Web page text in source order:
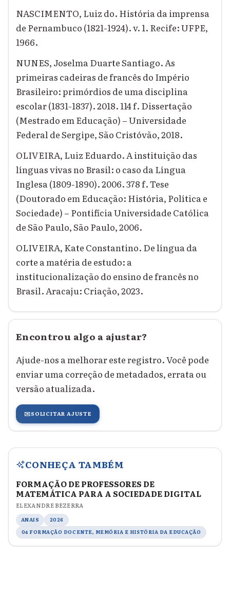
NASCIMENTO, Luiz do. História da imprensa
de Pernambuco (1821-1924). v. 1. Recife: UFPE,
1966.
NUNES, Joselma Duarte Santiago. As
primeiras cadeiras de francês do Império
Brasileiro: primórdios de uma disciplina
escolar (1831-1837). 2018. 114 f. Dissertação
(Mestrado em Educação) – Universidade
Federal de Sergipe, São Cristóvão, 2018.
OLIVEIRA, Luiz Eduardo. A instituição das
línguas vivas no Brasil: o caso da Língua
Inglesa (1809-1890). 2006. 378 f. Tese
(Doutorado em Educação: História, Política e
Sociedade) – Pontifícia Universidade Católica
de São Paulo, São Paulo, 2006.
OLIVEIRA, Kate Constantino. De língua da
corte a matéria de estudo: a
institucionalização do ensino de francês no
Brasil. Aracaju: Criação, 2023.
Encontrou algo a ajustar?
Ajude-nos a melhorar este registro. Você pode
enviar uma correção de metadados, errata ou
versão atualizada.
✉️SOLICITAR AJUSTE
CONHEÇA TAMBÉM
FORMAÇÃO DE PROFESSORES DE
MATEMÁTICA PARA A SOCIEDADE DIGITAL
ELEXANDRE BEZERRA
ANAIS
2026
04 FORMAÇÃO DOCENTE, MEMÓRIA E HISTÓRIA DA EDUCAÇÃO